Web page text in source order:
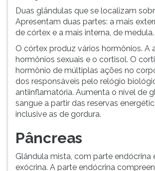
Duas glândulas que se localizam
Apresentam duas partes: a mais
de córtex e a mais interna, de medula.
O córtex produz vários hormônios. A
hormônios sexuais e o cortisol. O
hormônio de múltiplas ações no
dos responsáveis pelo relógio
antiinflamatória. Aumenta o nível de
sangue a partir das reservas
inclusive as de gordura.
Pâncreas
Glândula mista, com parte endócrina
exócrina. A parte endócrina